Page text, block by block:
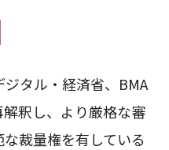
タル・経済省、BMA
釈し、より厳格な審
裁量権を有している